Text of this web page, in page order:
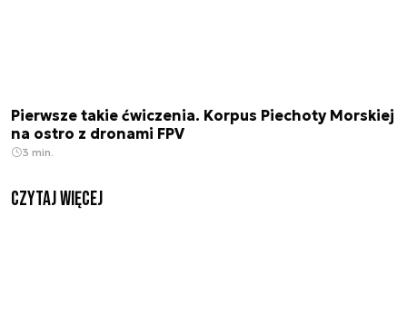
Pierwsze takie ćwiczenia. Korpus Piechoty Morskiej
na ostro z dronami FPV
3 min.
czytaj więcej